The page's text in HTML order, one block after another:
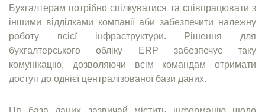
Бухгалтерам потрібно спілкуватися та співпрацювати з
іншими відділками компанії аби забезпечити належну
роботу всієї інфраструктури. Рішення для
бухгалтерського обліку ERP забезпечує таку
комунікацію, дозволяючи всім командам отримати
доступ до однієї централізованої бази даних.